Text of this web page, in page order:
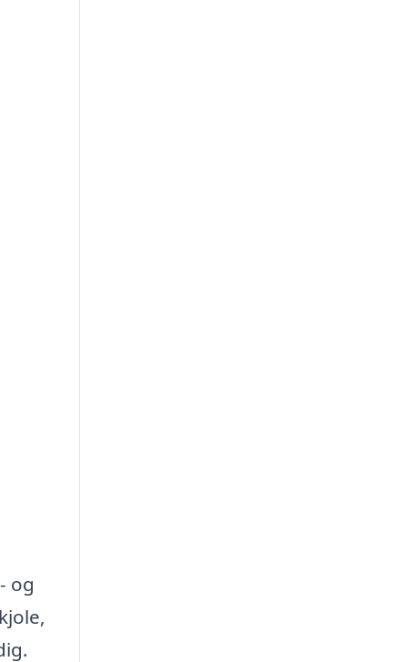
og